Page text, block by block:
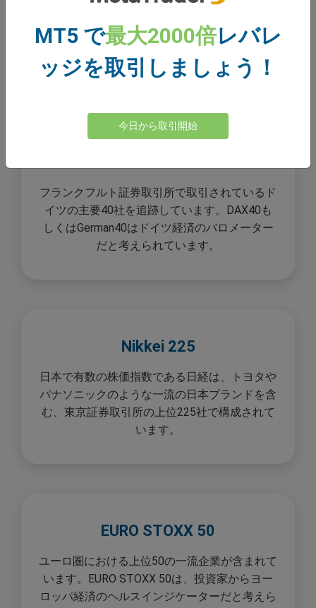
米国の時価総額上位500銘柄からなるバスケッ
トで、米国全体の時価総額の約80％を占める。
そのため、S&P500は米国経済の動向を示す良
い指標と考えられています。
フランクフルト証券取引所で取引されているド
イツの主要40社を追跡しています。DAX40も
しくはGerman40はドイツ経済のバロメーター
だと考えられています。
Nikkei 225
日本で有数の株価指数である日経は、トヨタや
パナソニックのような一流の日本ブランドを含
む、東京証券取引所の上位225社で構成されて
います。
EURO STOXX 50
ユーロ圏における上位50の一流企業が含まれて
います。EURO STOXX 50は、投資家からヨー
ロッパ経済のヘルスインジケーターだと考えら
MT5 で最大2000倍レバレ
ッジを取引しましょう！
今日から取引開始